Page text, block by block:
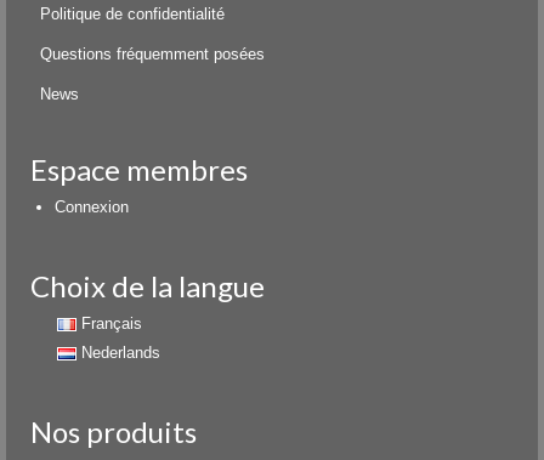
Politique de confidentialité
Questions fréquemment posées
News
Espace membres
Connexion
Choix de la langue
Français
Nederlands
Nos produits